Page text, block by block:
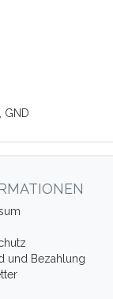
GND
und Bezahlung